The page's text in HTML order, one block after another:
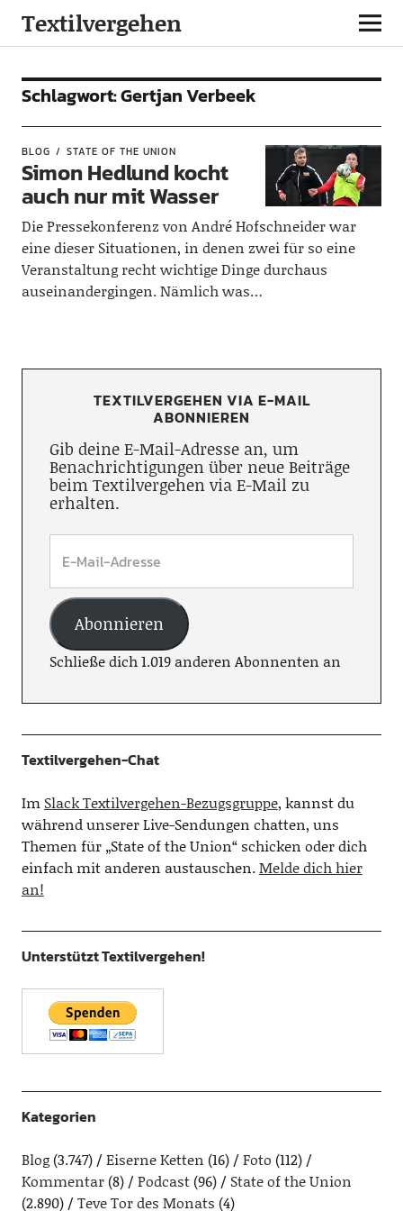
Textilvergehen
Schlagwort:Gertjan Verbeek
BLOG STATE OF THE UNION
Simon Hedlund kocht
auch nur mit Wasser
Die Pressekonferenz von André Hofschneider war
eine dieser Situationen, in denen zwei für so eine
Veranstaltung recht wichtige Dinge durchaus
auseinandergingen. Nämlich was…
TEXTILVERGEHEN VIA E-MAIL
ABONNIEREN
Gib deine E-Mail-Adresse an, um
Benachrichtigungen über neue Beiträge
beim Textilvergehen via E-Mail zu
erhalten.
Abonnieren
Schließe dich 1.019 anderen Abonnenten an
Textilvergehen-Chat
Im Slack Textilvergehen-Bezugsgruppe, kannst du
während unserer Live-Sendungen chatten, uns
Themen für „State of the Union“ schicken oder dich
einfach mit anderen austauschen.Melde dich hier
an!
Unterstützt Textilvergehen!
Kategorien
Blog(3.747) Eiserne Ketten (16) Foto (112)
Kommentar(8) Podcast(96)
State of the Union
(2.890)
Teve Tor des Monats (4)